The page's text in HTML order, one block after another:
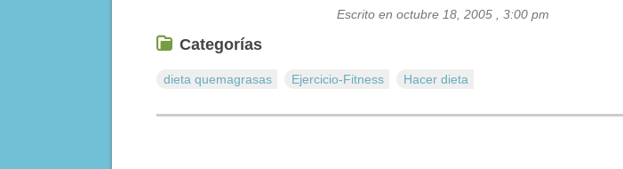
Escrito en octubre 18, 2005 , 3:00 pm
Categorías
dieta quemagrasas Ejercicio-Fitness Hacer dieta